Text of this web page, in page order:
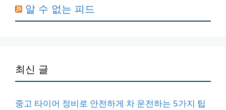
알 수 없는 피드
최신 글
중고 타이어 정비로 안전하게 차 운전하는 5가지 팁